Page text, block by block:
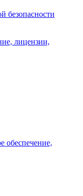
безопасности
лицензии,
обеспечение,